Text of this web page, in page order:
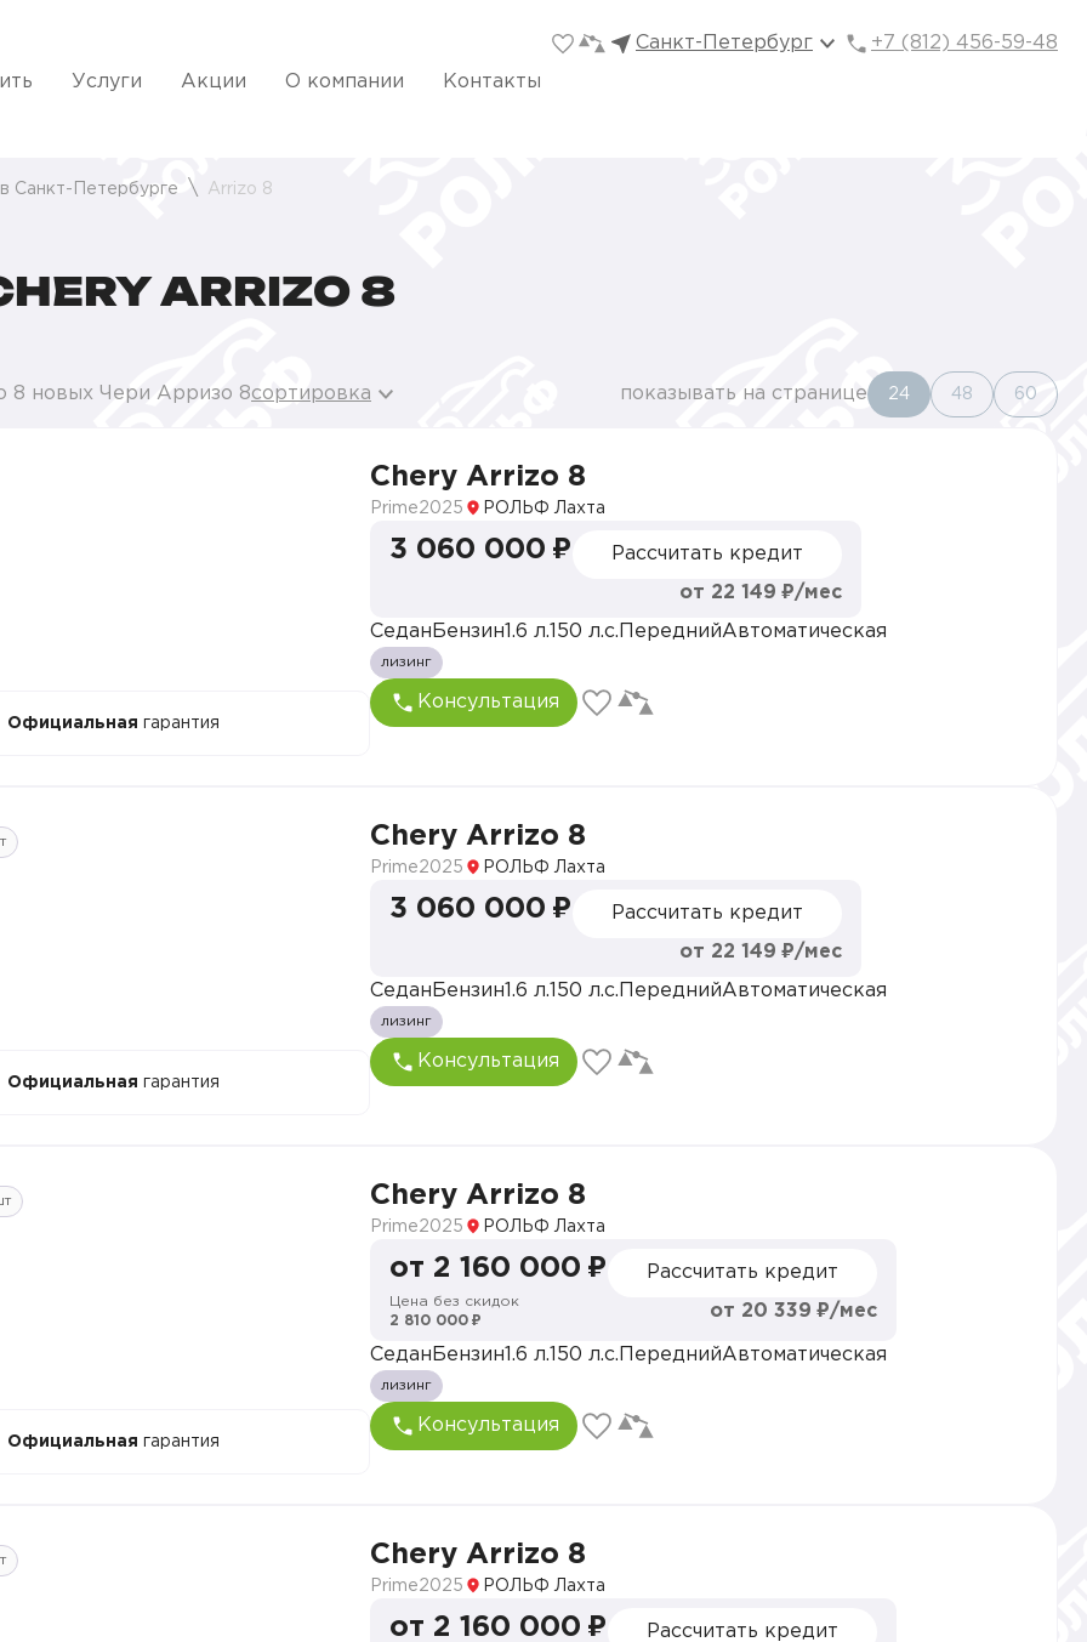
Санкт-Петербург +7 (812) 456-59-48
Услуги Акции О компании Контакты
Санкт-Петербурге Arrizo 8
ARRIZO 8
8 новых Чери Арризо 8сортировка показывать на странице 24 48 60
Официальная гарантия
Chery Arrizo 8
Prime2025 РОЛЬФ Лахта
3 060 000 ₽ Рассчитать кредит
от 22 149 ₽/мес
Седан Бензин 1.6 л. 150 л.с. ПереднийАвтоматическая
лизинг
Консультация
Официальная гарантия
Chery Arrizo 8
Prime2025 РОЛЬФ Лахта
3 060 000 ₽ Рассчитать кредит
от 22 149 ₽/мес
Седан Бензин 1.6 л. 150 л.с. ПереднийАвтоматическая
лизинг
Консультация
Официальная гарантия
Chery Arrizo 8
Prime2025 РОЛЬФ Лахта
от 2 160 000 ₽
Цена без скидок
2 810 000 ₽
Рассчитать кредит
от 20 339 ₽/мес
Седан Бензин 1.6 л. 150 л.с. ПереднийАвтоматическая
лизинг
Консультация
Chery Arrizo 8
Prime2025 РОЛЬФ Лахта
от 2 160 000 ₽ Рассчитать кредит